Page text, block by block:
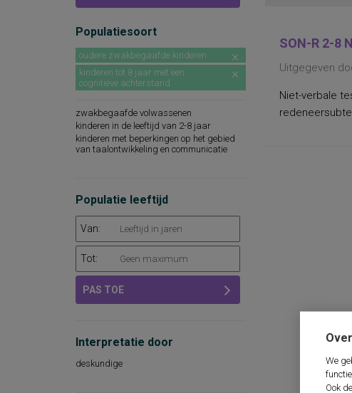
We
Ook
Populatiesoort
oudere zwakbegaafde kinderen
kinderen tot 8 jaar met een
cognitieve achterstand
zwakbegaafde volwassenen
kinderen in de leeftijd van 2-8 jaar
kinderen met beperkingen op het gebied
van taalontwikkeling en communicatie
Populatie leeftijd
Van:
Tot:
PAS TOE
Interpretatie door
deskundige
SON-R 2-8
Uitgegeven
Niet-verbale